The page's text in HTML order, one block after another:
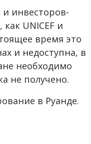
и инвесторов-
UNICEF и
время это
и недоступна, в
необходимо
не получено.
в Руанде.